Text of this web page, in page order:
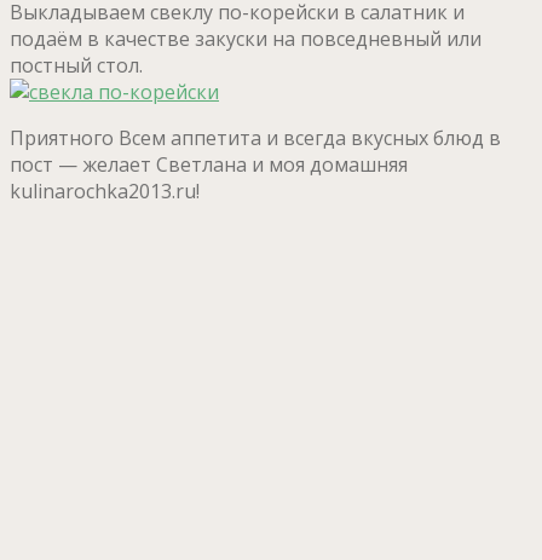
Выкладываем свеклу по-корейски в салатник и
подаём в качестве закуски на повседневный или
постный стол.
Приятного Всем аппетита и всегда вкусных блюд в
пост — желает Светлана и моя домашняя
kulinarochka2013.ru!